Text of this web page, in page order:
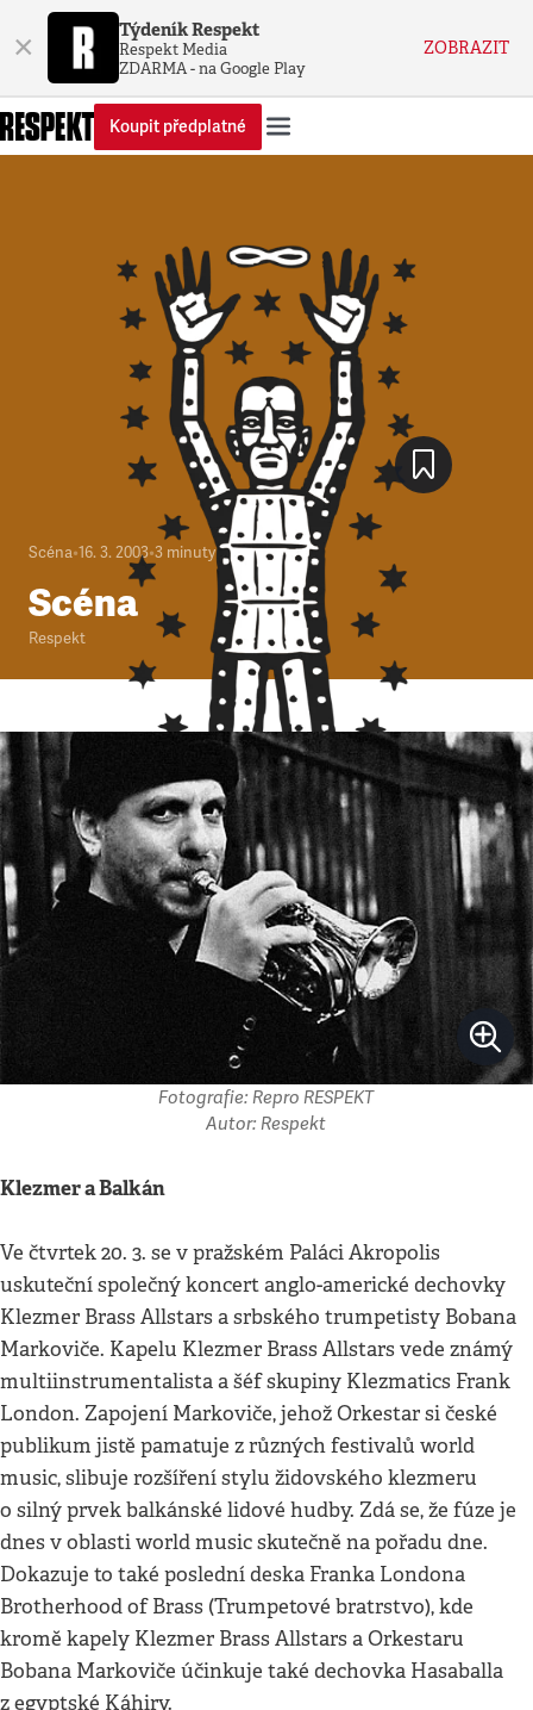
× Týdeník Respekt
Respekt Media
ZDARMA - na Google Play
ZOBRAZIT
Koupit předplatné
Scéna•16. 3. 2003•3 minuty
Scéna
Respekt
Fotografie: Repro RESPEKT
Autor: Respekt
Klezmer a Balkán
Ve čtvrtek 20. 3. se v pražském Paláci Akropolis
uskuteční společný koncert anglo-americké dechovky
Klezmer Brass Allstars a srbského trumpetisty Bobana
Markoviče. Kapelu Klezmer Brass Allstars vede známý
multiinstrumentalista a šéf skupiny Klezmatics Frank
London. Zapojení Markoviče, jehož Orkestar si české
publikum jistě pamatuje z různých festivalů world
music, slibuje rozšíření stylu židovského klezmeru
o silný prvek balkánské lidové hudby. Zdá se, že fúze je
dnes v oblasti world music skutečně na pořadu dne.
Dokazuje to také poslední deska Franka Londona
Brotherhood of Brass (Trumpetové bratrstvo), kde
kromě kapely Klezmer Brass Allstars a Orkestaru
Bobana Markoviče účinkuje také dechovka Hasaballa
z egyptské Káhiry.